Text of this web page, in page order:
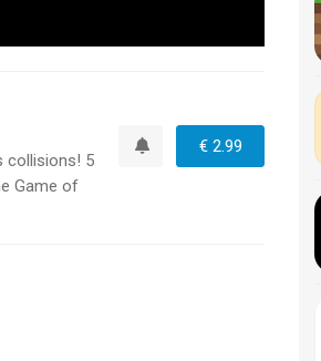
collisions! 5
Game of
€ 2.99